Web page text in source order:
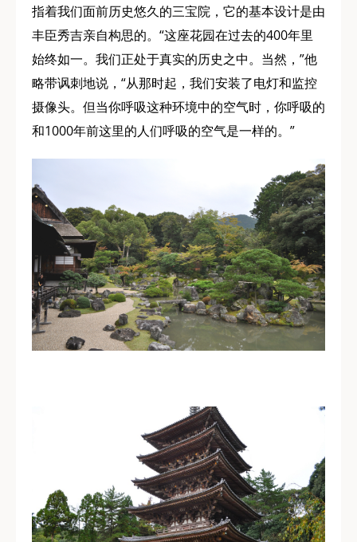
指着我们面前历史悠久的三宝院，它的基本设计是由
丰臣秀吉亲自构思的。“这座花园在过去的400年里
始终如一。我们正处于真实的历史之中。当然，”他
略带讽刺地说，“从那时起，我们安装了电灯和监控
摄像头。但当你呼吸这种环境中的空气时，你呼吸的
和1000年前这里的人们呼吸的空气是一样的。”